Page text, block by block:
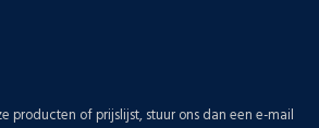
producten of prijslijst, stuur ons dan een e-mail